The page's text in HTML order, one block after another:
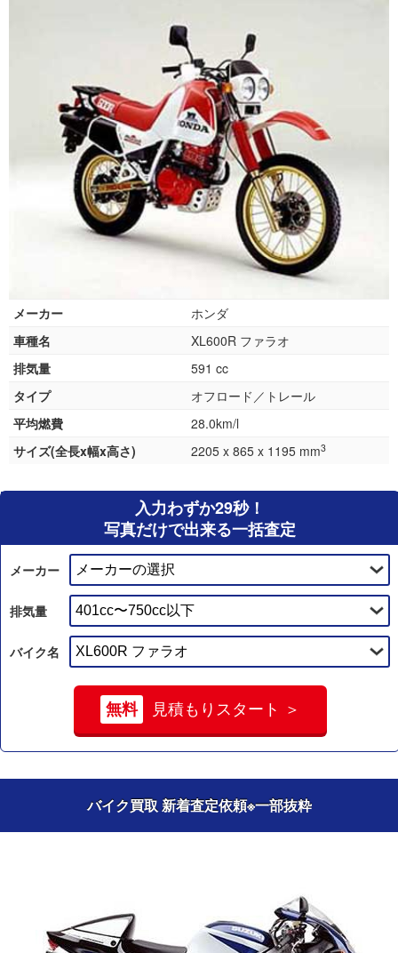
メーカー
ホンダ
車種名
XL600R ファラオ
排気量
591 cc
タイプ
オフロード／トレール
平均燃費
28.0km/l
サイズ(全長x幅x高さ)
2205 x 865 x 1195 mm3
入力わずか29秒！
写真だけで出来る一括査定
メーカー
排気量
バイク名
無料 見積もりスタート ＞
バイク買取 新着査定依頼※一部抜粋